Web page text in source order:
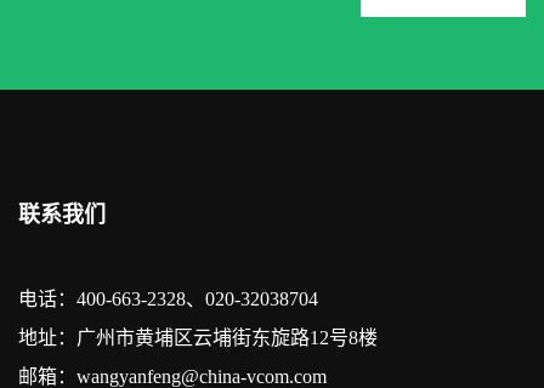
联系我们
电话：400-663-2328、020-32038704
地址：广州市黄埔区云埔街东旋路12号8楼
邮箱：wangyanfeng@china-vcom.com